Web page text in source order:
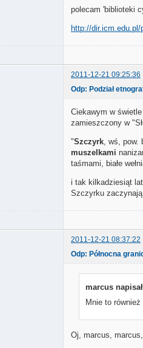
polecam 'biblioteki
http://
2011-12-21 09:25:36
Odp: Podział
Ciekawym w
zamieszczony w
"Szczyrk , wś,
muszelkami
taśmami, białe
i tak kilkadziesiąt
Szczyrku
2011-12-21 08:37:22
Odp: Północna
marcus
Mnie to
Oj, marcus,